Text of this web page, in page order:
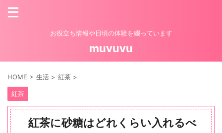
お役立ち情報や日頃の体験を綴っています
muvuvu
HOME > 生活 > 紅茶 >
紅茶
紅茶に砂糖はどれくらい入れるべ